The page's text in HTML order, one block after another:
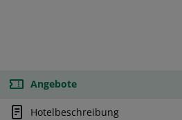
Angebote
Hotelbeschreibung